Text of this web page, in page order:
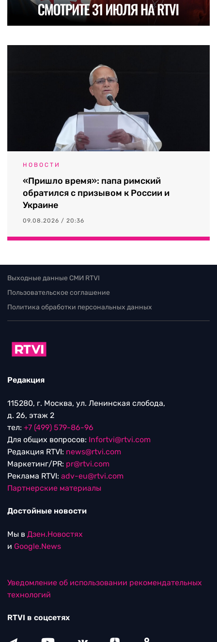
НОВОСТИ
«Пришло время»: папа римский
обратился с призывом к России и
Украине
09.08.2026 / 20:36
Выходные данные СМИ RTVI
Пользовательское соглашение
Политика обработки персональных данных
Редакция
115280, г. Москва, ул. Ленинская слобода,
д. 26, этаж 2
тел: +7 (499) 579-86-96
Для общих вопросов: Infortvi@rtvi.com
Редакция RTVI: news@rtvi.com
Маркетинг/PR: pr@rtvi.com
Реклама RTVI: adv-eu@rtvi.com
Партнерские материалы
Достойные новости
Мы в Дзен.Новостях
и Google.News
Уведомление об использовании рекомендательных
технологий
RTVI в соцсетях